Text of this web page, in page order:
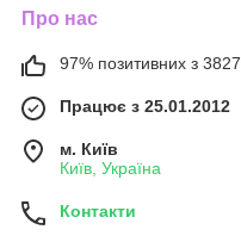
Про нас
97% позитивних з 3827
Працює з 25.01.2012
м. Київ
Київ, Україна
Контакти